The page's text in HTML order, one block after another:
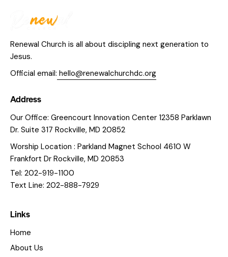
Renewal Church is all about discipling next generation to
Jesus.
Official email: hello@renewalchurchdc.org
Address
Our Office: Greencourt Innovation Center 12358 Parklawn
Dr. Suite 317 Rockville, MD 20852
Worship Location : Parkland Magnet School 4610 W
Frankfort Dr Rockville, MD 20853
Tel: 202-919-1100
Text Line: 202-888-7929
Links
Home
About Us